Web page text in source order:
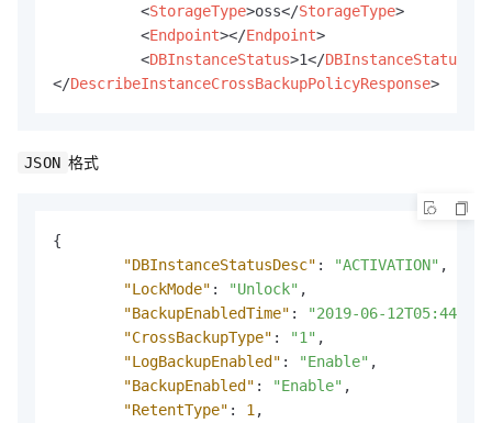
<StorageType>oss</StorageType>
<Endpoint></Endpoint>
<DBInstanceStatus>1</DBInstanceStatus
</DescribeInstanceCrossBackupPolicyResponse>
JSON 格式
{
"DBInstanceStatusDesc" : "ACTIVATION" ,
"LockMode" : "Unlock" ,
"BackupEnabledTime" :
"2019-06-
"CrossBackupType" : "1" ,
"LogBackupEnabled" : "Enable" ,
"BackupEnabled" : "Enable" ,
"RetentType" : 1 ,